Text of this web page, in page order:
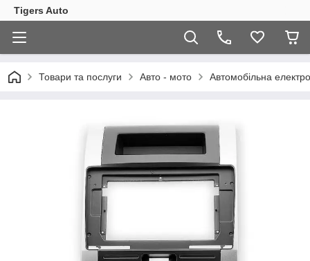
Tigers Auto
Товари та послуги Авто - мото Автомобільна